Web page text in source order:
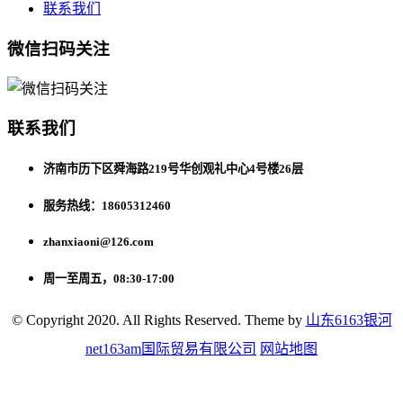
联系我们
微信扫码关注
联系我们
济南市历下区舜海路219号华创观礼中心4号楼26层
服务热线：18605312460
zhanxiaoni@126.com
周一至周五，08:30-17:00
© Copyright 2020. All Rights Reserved. Theme by 山东6163银河
net163am国际贸易有限公司 网站地图